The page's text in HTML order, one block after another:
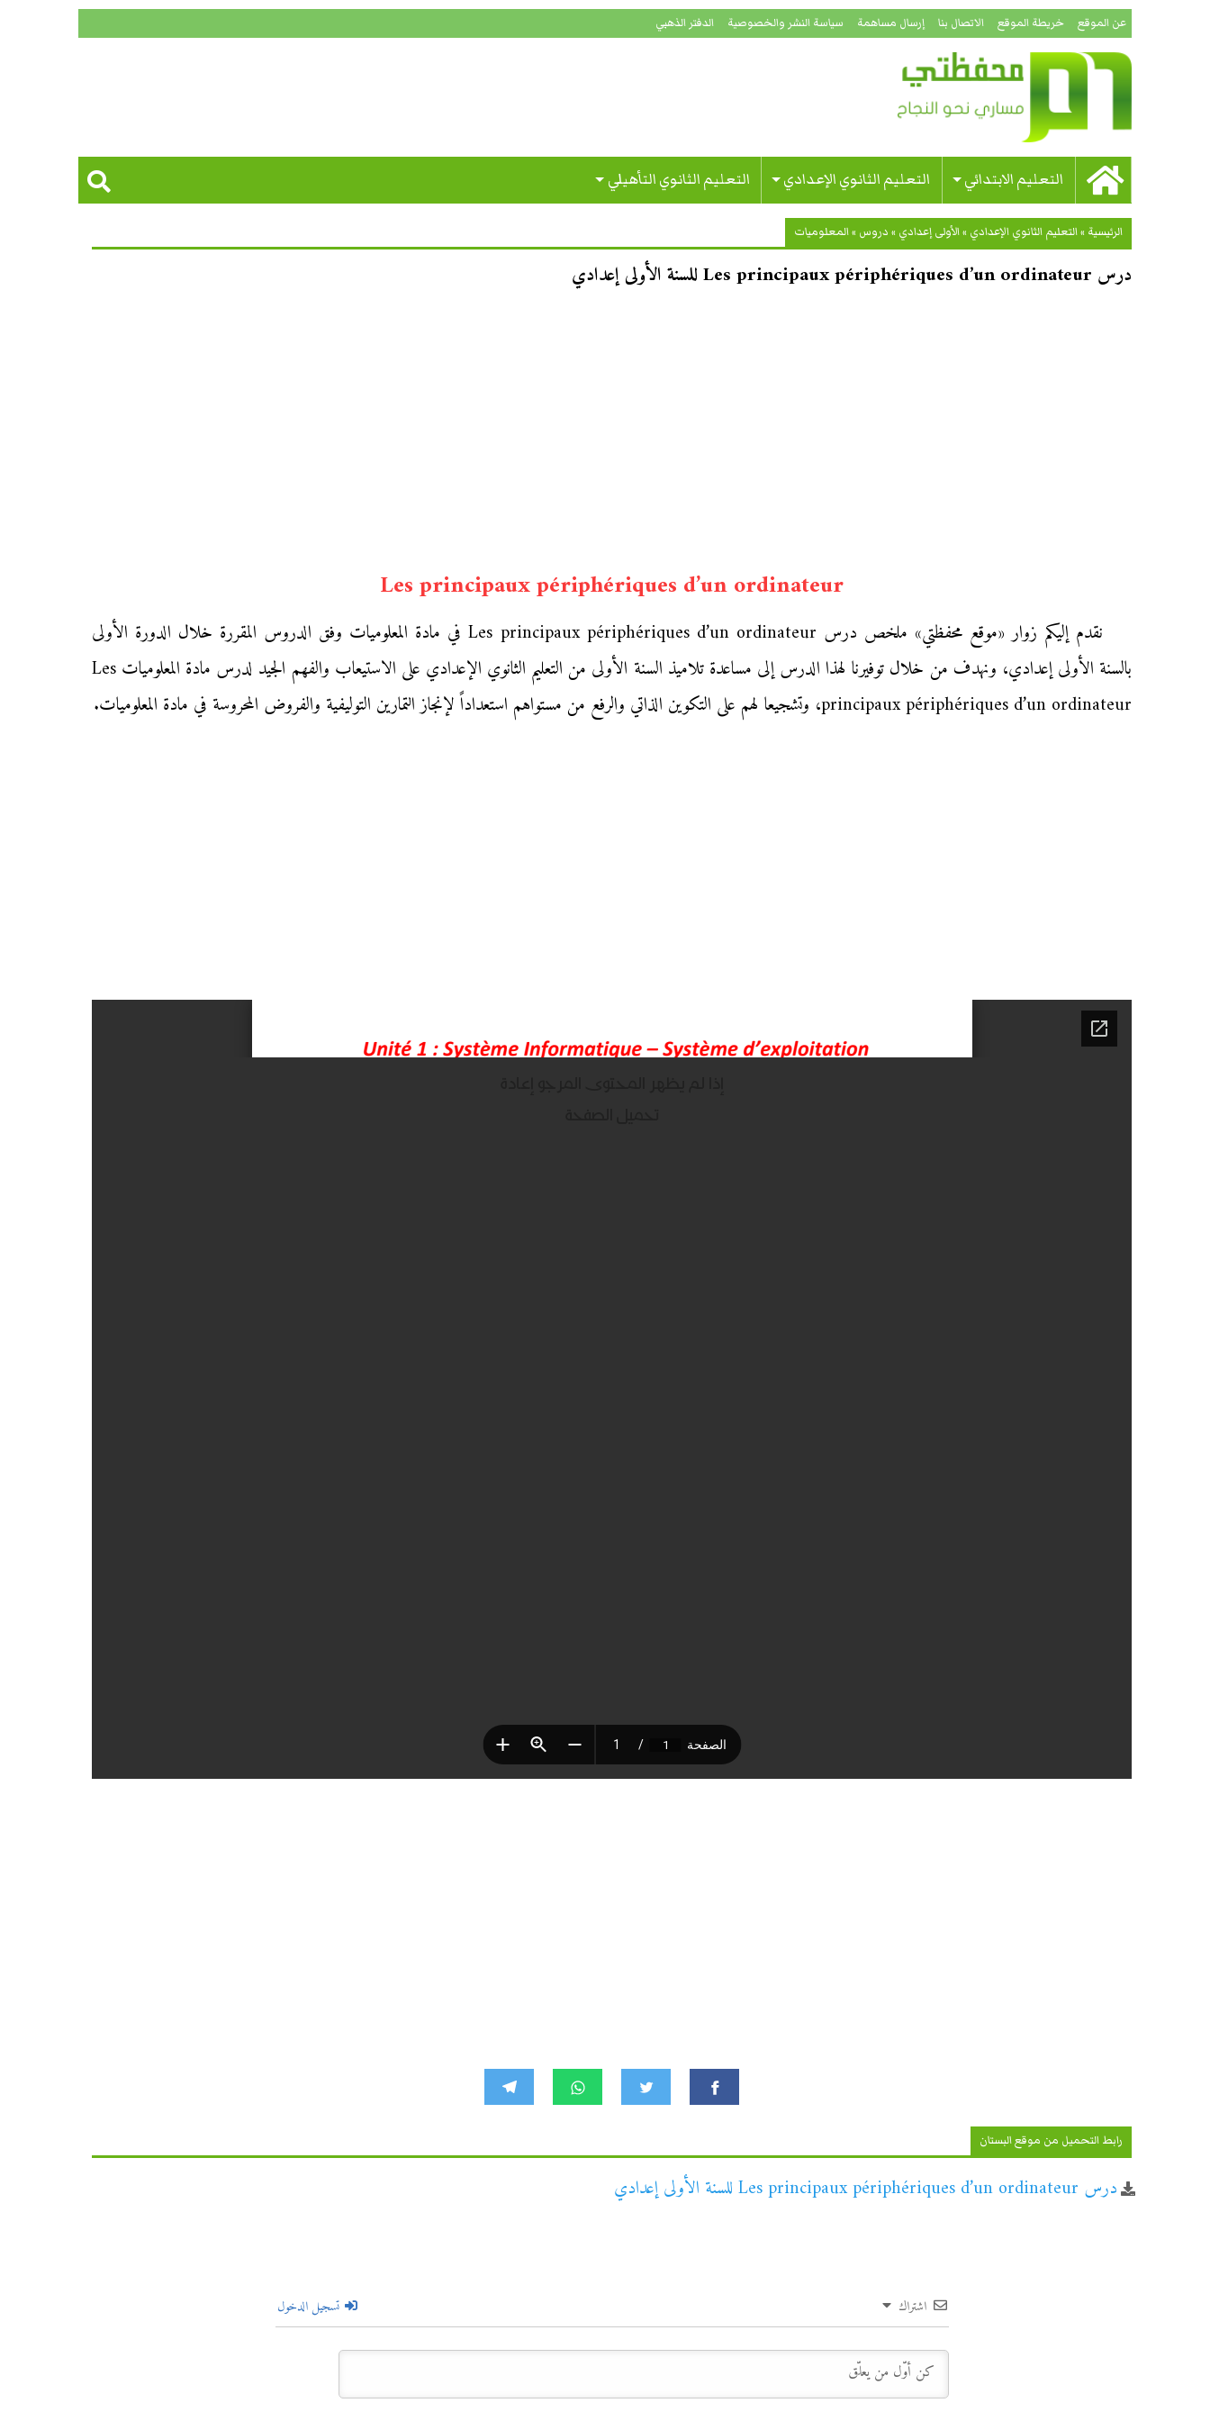
عن الموقع خريطة الموقع الاتصال بنا إرسال مساهمة سياسة النشر والخصوصية الدفتر الذهبي
التعليم الابتدائي التعليم الثانوي الإعدادي التعليم الثانوي التأهيلي
الرئيسية »التعليم الثانوي الإعدادي »الأولى إعدادي » دروس »المعلوميات
درس Les principaux périphériques d’un ordinateur للسنة الأولى إعدادي
Les principaux périphériques d’un ordinateur
نقدم إليكم زوار «موقع محفظتي» ملخص درس Les principaux périphériques d’un ordinateur في مادة المعلوميات وفق الدروس المقررة خلال الدورة الأولى
بالسنة الأولى إعدادي، ونهدف من خلال توفيرنا لهذا الدرس إلى مساعدة تلاميذ السنة الأولى من التعليم الثانوي الإعدادي على الاستيعاب والفهم الجيد لدرس مادة المعلوميات Les
principaux périphériques d’un ordinateur، وتشجيعا لهم على التكوين الذاتي والرفع من مستواهم استعداداً لإنجاز التمارين التوليفية والفروض المحروسة في مادة المعلوميات.
رابط التحميل من موقع البستان
درس Les principaux périphériques d’un ordinateur للسنة الأولى إعدادي
اشتراك تسجيل الدخول